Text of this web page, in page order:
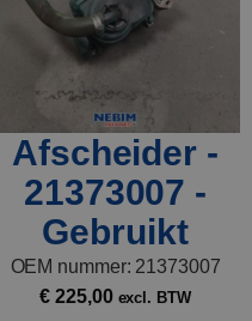
Afscheider -
21373007 -
Gebruikt
OEM nummer: 21373007
€ 225,00 excl. BTW